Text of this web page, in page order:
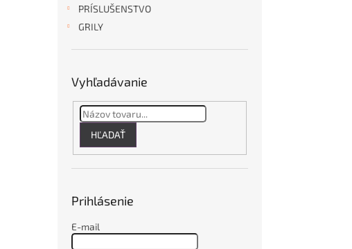
PRÍSLUŠENSTVO
GRILY
Vyhľadávanie
HĽADAŤ
Prihlásenie
E-mail